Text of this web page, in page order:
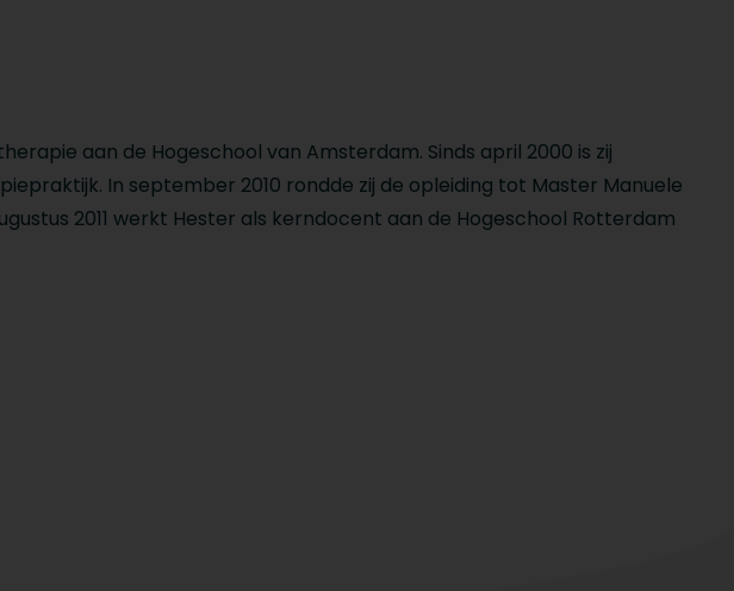
aan de Hogeschool van Amsterdam. Sinds april 2000 is zij
In september 2010 rondde zij de opleiding tot Master Manuele
2011 werkt Hester als kerndocent aan de Hogeschool Rotterdam